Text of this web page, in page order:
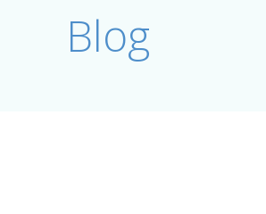
Blog